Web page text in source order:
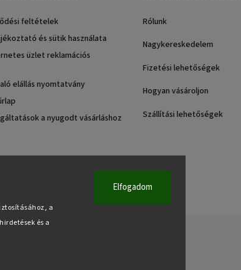
a
és a
Elfogadom
feltételek
és sütik használata
üzlet reklamációs
elállás nyomtatvány
a nyugodt vásárláshoz
Rólunk
Nagykereskedelem
Fizetési lehetőségek
Hogyan vásároljon
Szállítási lehetőségek